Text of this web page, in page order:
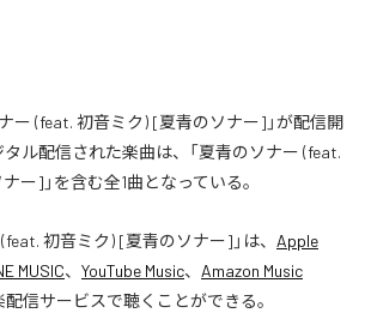
ー (feat. 初音ミク) [夏青のソナー]」が配信開
ル配信された楽曲は、「夏青のソナー (feat.
ー]」を含む全1曲となっている。
初音ミク) [夏青のソナー] 」は、 Apple
MUSIC、 YouTube Music、 Amazon Music
信サービスで聴くことができる。